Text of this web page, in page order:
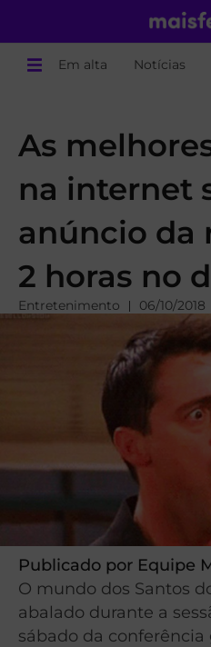
Em alta Notícias
As
na internet
anúncio da
2 horas no
Entretenimento 06/10/2018
Publicado por Equipe
O mundo dos Santos
abalado durante a
sábado da conferência